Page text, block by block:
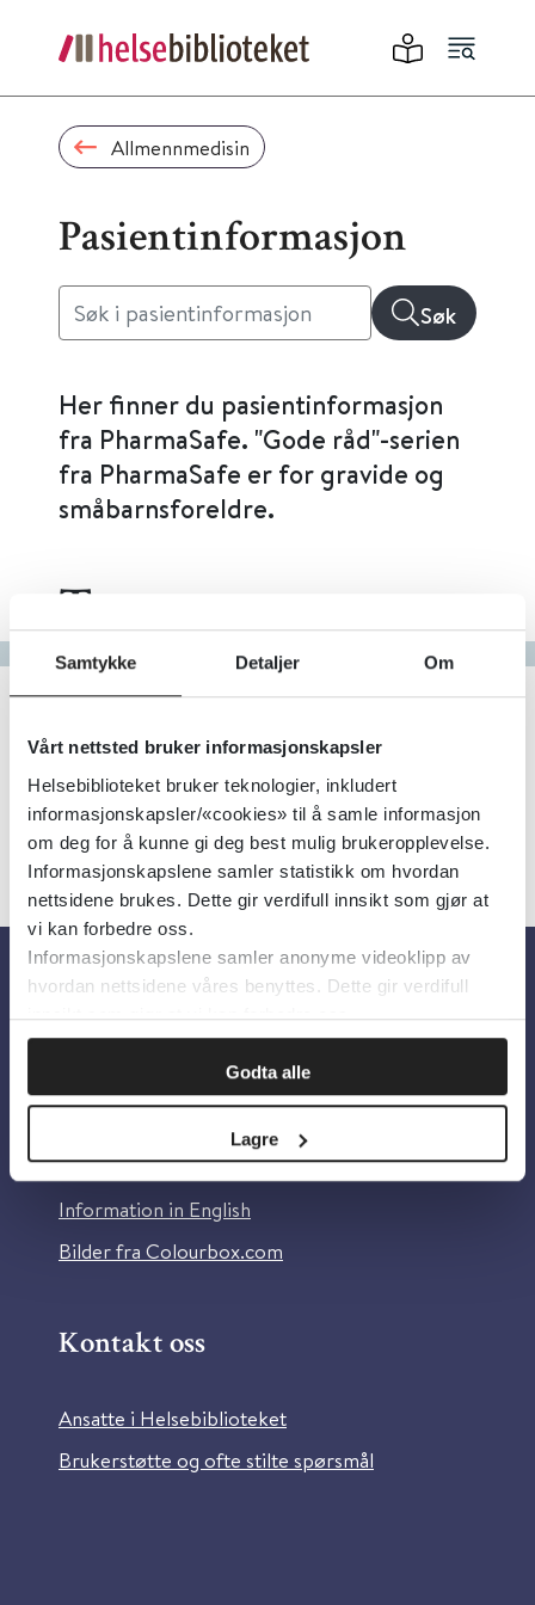
Samtykke Detaljer Om
Vårt nettsted bruker informasjonskapsler
Helsebiblioteket bruker teknologier, inkludert
informasjonskapsler/«cookies» til å samle informasjon
om deg for å kunne gi deg best mulig brukeropplevelse.
Informasjonskapslene samler statistikk om hvordan
nettsidene brukes. Dette gir verdifull innsikt som gjør at
vi kan forbedre oss.
Informasjonskapslene samler anonyme videoklipp av
hvordan nettsidene våres benyttes. Dette gir verdifull
innsikt som gjør at vi kan forbedre oss.
Godta alle
Lagre
Allmennmedisin
Pasientinformasjon
Søk
Her finner du pasientinformasjon
fra PharmaSafe. "Gode råd"-serien
fra PharmaSafe er for gravide og
småbarnsforeldre.
Tema
Gå til bokstav
Filter
1 Treff Alfabetisk
Om oss
Om Helsebiblioteket
Personvern og informasjonskapsler
Tilgjengelighetserklæring
Information in English
Bilder fra Colourbox.com
Kontakt oss
Ansatte i Helsebiblioteket
Brukerstøtte og ofte stilte spørsmål